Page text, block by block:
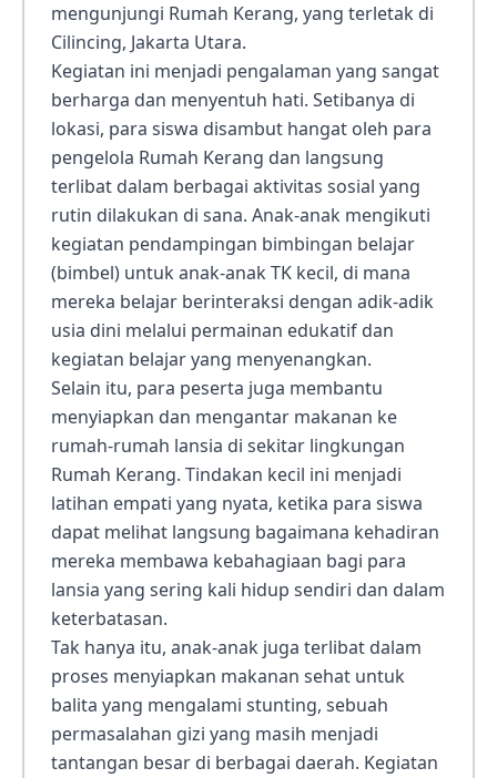
mengunjungi Rumah Kerang, yang terletak di
Cilincing, Jakarta Utara.
Kegiatan ini menjadi pengalaman yang sangat
berharga dan menyentuh hati. Setibanya di
lokasi, para siswa disambut hangat oleh para
pengelola Rumah Kerang dan langsung
terlibat dalam berbagai aktivitas sosial yang
rutin dilakukan di sana. Anak-anak mengikuti
kegiatan pendampingan bimbingan belajar
(bimbel) untuk anak-anak TK kecil, di mana
mereka belajar berinteraksi dengan adik-adik
usia dini melalui permainan edukatif dan
kegiatan belajar yang menyenangkan.
Selain itu, para peserta juga membantu
menyiapkan dan mengantar makanan ke
rumah-rumah lansia di sekitar lingkungan
Rumah Kerang. Tindakan kecil ini menjadi
latihan empati yang nyata, ketika para siswa
dapat melihat langsung bagaimana kehadiran
mereka membawa kebahagiaan bagi para
lansia yang sering kali hidup sendiri dan dalam
keterbatasan.
Tak hanya itu, anak-anak juga terlibat dalam
proses menyiapkan makanan sehat untuk
balita yang mengalami stunting, sebuah
permasalahan gizi yang masih menjadi
tantangan besar di berbagai daerah. Kegiatan